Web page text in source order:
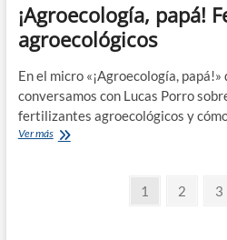
¡Agroecología, papá!
agroecológicos
En el micro «¡Agroecología, papá!»
conversamos con Lucas Porro
fertilizantes agroecológicos y
Ver más¡Agroecología,
Página
1 Página
2 3